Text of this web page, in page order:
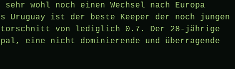
wohl noch einen Wechsel nach Europa
Uruguay ist der beste Keeper der noch jungen
von lediglich 0.7. Der 28-jährige
eine nicht dominierende und überragende